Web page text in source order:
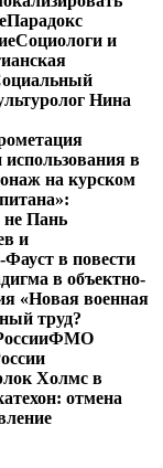
Парадокс
Социологи и
Нина
использования в
на курском
не Пань
и
Фауст в повести
в объектно-
«Новая военная
труд?
ФМО
Холмс в
отмена